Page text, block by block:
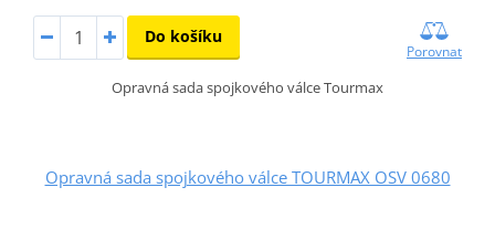
Do košíku
Porovnat
Opravná sada spojkového válce Tourmax
Opravná sada spojkového válce TOURMAX OSV 0680